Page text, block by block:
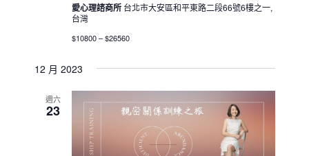
愛心理諮商所 台北市大安區和平東路二段66號6樓之一,
台灣
$10800 – $26560
12 月 2023
週六
23